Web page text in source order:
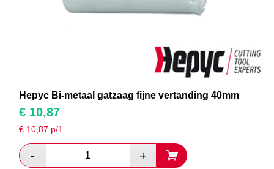
Hepyc Bi-metaal gatzaag fijne vertanding 40mm
€ 10,87
€ 10,87 p/1